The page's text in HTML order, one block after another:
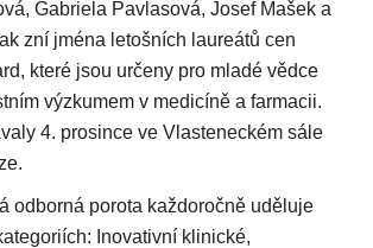
Gabriela Pavlasová, Josef Mašek a
zní jména letošních laureátů cen
které jsou určeny pro mladé vědce
výzkumem v medicíně a farmacii.
4. prosince ve Vlasteneckém sále
odborná porota každoročně uděluje
Inovativní klinické,